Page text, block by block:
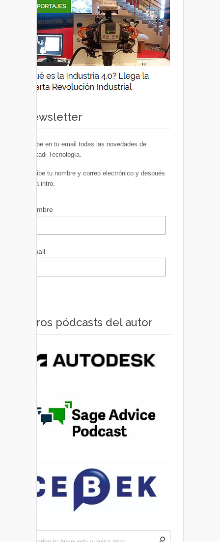
Newsletter
Recibe en tu email todas las novedades de
Euskadi Tecnología.
Escribe tu nombre y correo electrónico y después
pulsa intro.
Nombre
Email
Otros pódcasts del autor